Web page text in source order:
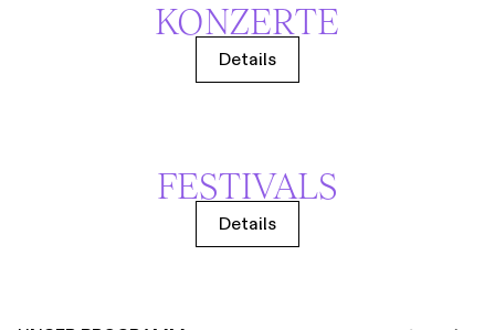
KONZERTE
Details
FESTIVALS
Details